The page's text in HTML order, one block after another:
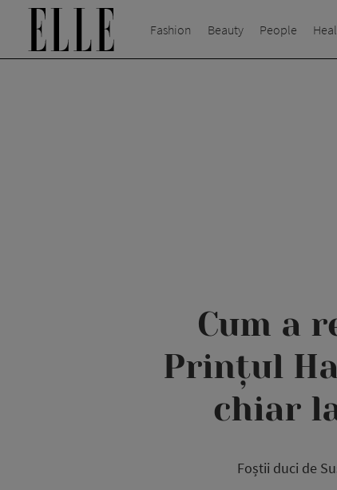
Fashion Beauty People
Cum a
Prințul
chiar
Foștii duci de